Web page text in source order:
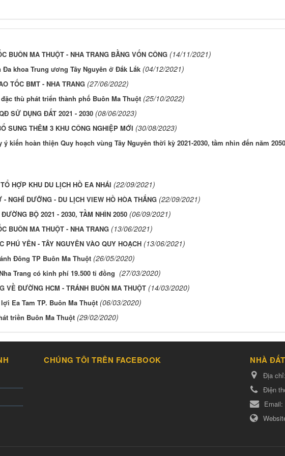
BUÔN MA THUỘT - NHA TRANG BẰNG VỐN CÔNG (14/11/2021)
khoa Trung ương Tây Nguyên ở Đắk Lắk (04/12/2021)
TỐC BMT - NHA TRANG (27/06/2022)
thù phát triển thành phố Buôn Ma Thuột (25/10/2022)
SỬ DỤNG ĐẤT 2021 - 2030 (08/06/2023)
SUNG THÊM 3 KHU CÔNG NGHIỆP MỚI (30/08/2023)
kiến hoàn thiện Quy hoạch vùng Tây Nguyên thời kỳ 2021-2030, tầm nhìn đến năm 2050
HỢP KHU DU LỊCH HỒ EA NHÁI (22/09/2021)
- NGHĨ DƯỠNG - DU LỊCH VIEW HỒ HÒA THẮNG (22/09/2021)
BỘ 2021 - 2030, TẦM NHÌN 2050 (06/09/2021)
BUÔN MA THUỘT - NHA TRANG (13/06/2021)
PHÚ YÊN - TÂY NGUYÊN VÀO QUY HOẠCH (13/06/2021)
Đông TP Buôn Ma Thuột (26/05/2020)
Trang có kinh phí 19.500 tỉ đồng (27/03/2020)
VỀ ĐƯỜNG HCM - TRÁNH BUÔN MA THUỘT (14/03/2020)
Ea Tam TP. Buôn Ma Thuột (06/03/2020)
triền Buôn Ma Thuột (29/02/2020)
CHÚNG TÔI TRÊN FACEBOOK NHÀ
Địa
Điện
Email: